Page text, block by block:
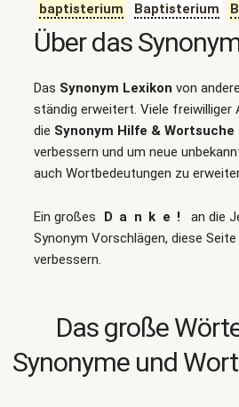
baptisterium
Baptisterium
Über das
Das Synonym Lexikon von
ständig erweitert. Viele freiwilliger
die Synonym Hilfe & Wortsuche
verbessern und um neue
auch Wortbedeutungen zu
Ein großes Danke!
an die
Synonym Vorschlägen, diese
verbessern.
Das große
Synonyme und